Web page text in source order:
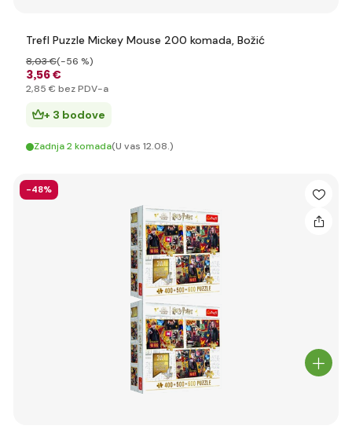
Trefl Puzzle Mickey Mouse 200 komada, Božić
3,56 €
8,03 €(-56 %)
2,85 € bez PDV-a
+ 3 bodove
Zadnja 2 komada(U vas 12.08.)
-48%